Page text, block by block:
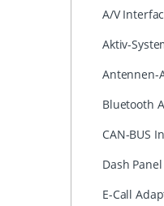
A/V
Aktiv-
Antennen-
Bluetooth
CAN-BUS
Dash Panel
E-Call